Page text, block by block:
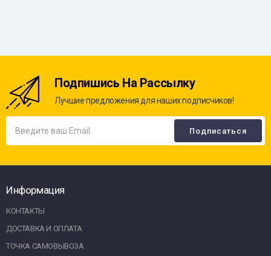
Подпишись На Рассылку
Лучшие предложения для наших подписчиков!
Информация
КОНТАКТЫ
ДОСТАВКА И ОПЛАТА
ТОЧКА САМОВЫВОЗА